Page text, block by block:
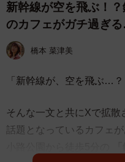
新幹線が空を飛ぶ！
のカフェがガチ過ぎ
橋本 菜津美
「新幹線が、空を飛ぶ…？
そんな一文と共にXで拡散
話題となっているカフェ